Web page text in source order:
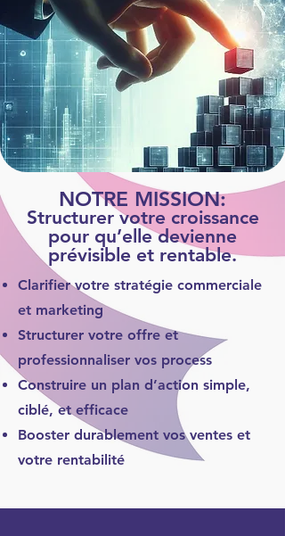
NOTRE MISSION:
Structurer votre croissance
pour qu’elle devienne
prévisible et rentable.
Clarifier votre stratégie commerciale
et marketing
Structurer votre offre et
professionnaliser vos process
Construire un plan d’action simple,
ciblé, et efficace
Booster durablement vos ventes et
votre rentabilité